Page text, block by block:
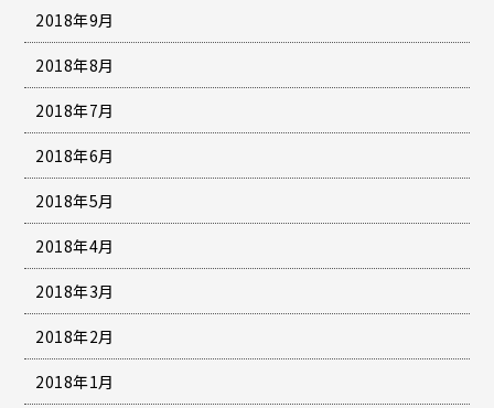
2018年9月
2018年8月
2018年7月
2018年6月
2018年5月
2018年4月
2018年3月
2018年2月
2018年1月